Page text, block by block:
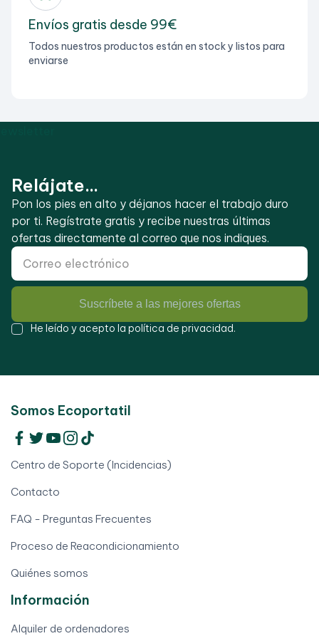
Envíos gratis desde 99€
Todos nuestros productos están en stock y listos para
enviarse
Relájate...
Pon los pies en alto y déjanos hacer el trabajo duro
por ti. Regístrate gratis y recibe nuestras últimas
ofertas directamente al correo que nos indiques.
Suscríbete a las mejores ofertas
He leído y acepto la política de privacidad.
Somos Ecoportatil
Centro de Soporte (Incidencias)
Contacto
FAQ - Preguntas Frecuentes
Proceso de Reacondicionamiento
Quiénes somos
Información
Alquiler de ordenadores